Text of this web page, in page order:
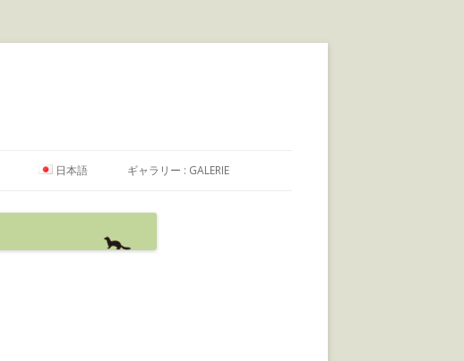
日本語
FRANÇAIS
ギャラリー : GALERIE